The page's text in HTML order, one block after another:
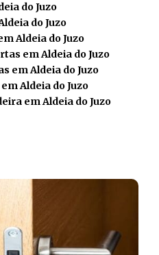
do Juzo
do Juzo
Aldeia do Juzo
em Aldeia do Juzo
em Aldeia do Juzo
Aldeia do Juzo
em Aldeia do Juzo